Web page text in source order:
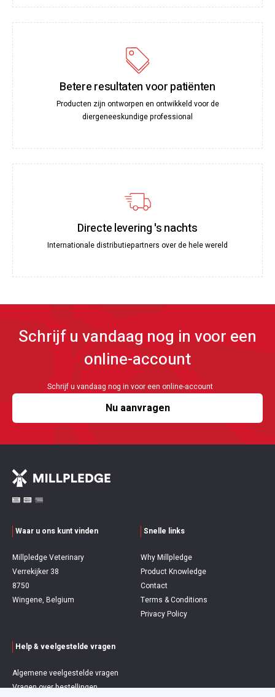
Betere resultaten voor patiënten
Producten zijn ontworpen en ontwikkeld voor de
diergeneeskundige professional
Directe levering 's nachts
Internationale distributiepartners over de hele wereld
Schrijf u vandaag nog in voor een
online-account
Schrijf u vandaag nog in voor een online-account
Nu aanvragen
Waar u ons kunt vinden
Millpledge Veterinary
Verrekijker 38
8750
Wingene, Belgium
Snelle links
Why Millpledge
Product Knowledge
Contact
Terms & Conditions
Privacy Policy
Help & veelgestelde vragen
Algemene veelgestelde vragen
Vragen over bestellingen